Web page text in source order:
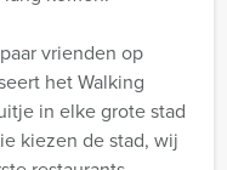
vrienden op
het Walking
in elke grote stad
kiezen de stad, wij